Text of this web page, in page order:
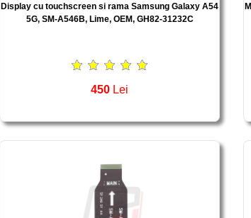
Display cu touchscreen si rama Samsung Galaxy A54
5G, SM-A546B, Lime, OEM, GH82-31232C
450 Lei